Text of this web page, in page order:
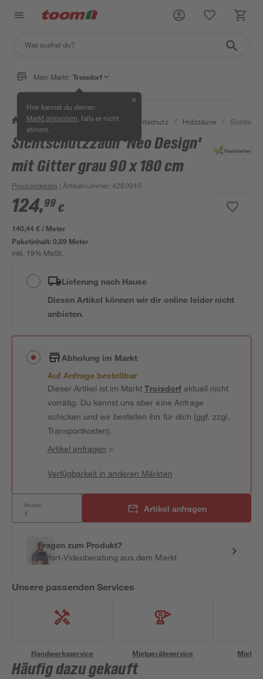
Mein Markt: Troisdorf
Hier kannst du deinen
Markt anpassen , falls er nicht
stimmt.
✕
/ Garten & Freizeit / Zäune & Sichtschutz / Holzzäune /
Sichtschutzzaun 'Neo Design'
mit Gitter grau 90 x 180 cm
Produktdetails | Artikelnummer:4280910
124,99 €
140,44 € / Meter
Paketinhalt:0,89 Meter
inkl. 19% MwSt.
Lieferung nach Hause
Diesen Artikel können wir dir online leider nicht
anbieten.
Abholung im Markt
Auf Anfrage bestellbar
Dieser Artikel ist im MarktTroisdorfaktuell nicht
vorrätig. Du kannst uns aber eine Anfrage
schicken und wir bestellen ihn für dich (ggf. zzgl.
Transportkosten).
Artikel anfragen >
Verfügbarkeit in anderen Märkten
Anzahl: Artikel anfragen
Fragen zum Produkt?
Sofort-Videoberatung aus dem Markt
Unsere passenden Services
Handwerksservice Mietgeräteservice
Häufig dazu gekauft